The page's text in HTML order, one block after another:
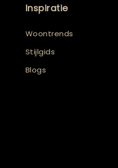
Inspiratie
Woontrends
Stijlgids
Blogs